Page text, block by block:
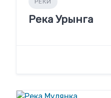
Река Урынга